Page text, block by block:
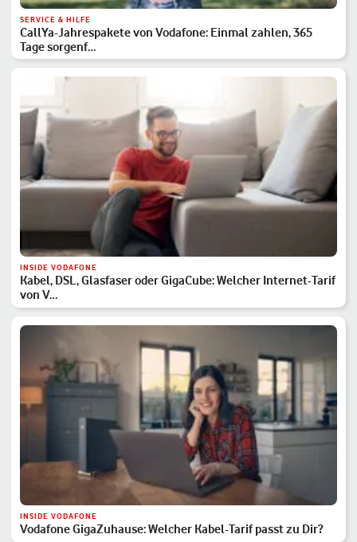
SERVICE & HILFE
CallYa-Jahrespakete von Vodafone: Einmal zahlen, 365
Tage sorgenf…
INSIDE VODAFONE
Kabel, DSL, Glasfaser oder GigaCube: Welcher Internet-Tarif
von V…
INSIDE VODAFONE
Vodafone GigaZuhause: Welcher Kabel-Tarif passt zu Dir?